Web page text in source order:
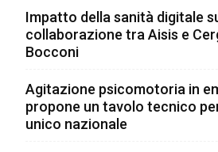
Impatto della sanità digitale
collaborazione tra Aisis e
Bocconi
Agitazione psicomotoria in
propone un tavolo tecnico
unico nazionale